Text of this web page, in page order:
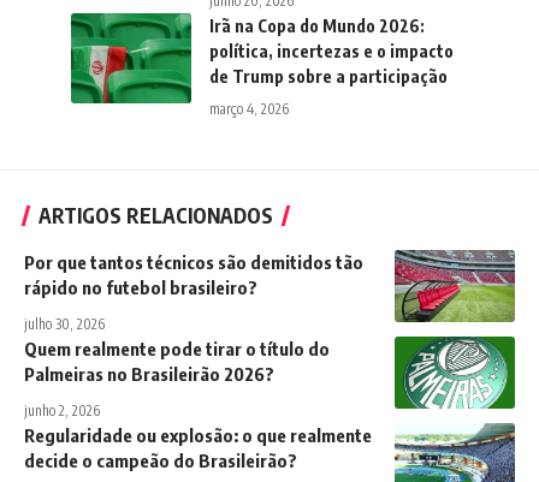
Irã na Copa do Mundo 2026:
política, incertezas e o impacto
de Trump sobre a participação
março 4, 2026
ARTIGOS RELACIONADOS
Por que tantos técnicos são demitidos tão
rápido no futebol brasileiro?
julho 30, 2026
Quem realmente pode tirar o título do
Palmeiras no Brasileirão 2026?
junho 2, 2026
Regularidade ou explosão: o que realmente
decide o campeão do Brasileirão?